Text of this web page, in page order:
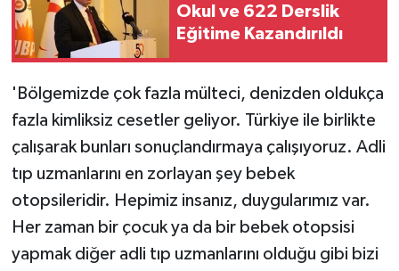
Okul ve 622 Derslik
Eğitime Kazandırıldı
'Bölgemizde çok fazla mülteci, denizden oldukça
fazla kimliksiz cesetler geliyor. Türkiye ile birlikte
çalışarak bunları sonuçlandırmaya çalışıyoruz. Adli
tıp uzmanlarını en zorlayan şey bebek
otopsileridir. Hepimiz insanız, duygularımız var.
Her zaman bir çocuk ya da bir bebek otopsisi
yapmak diğer adli tıp uzmanlarını olduğu gibi bizi